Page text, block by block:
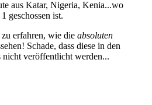
aus Katar, Nigeria, Kenia...wo
geschossen ist.
zu erfahren, wie die absoluten
Schade, dass diese in den
nicht veröffentlicht werden...